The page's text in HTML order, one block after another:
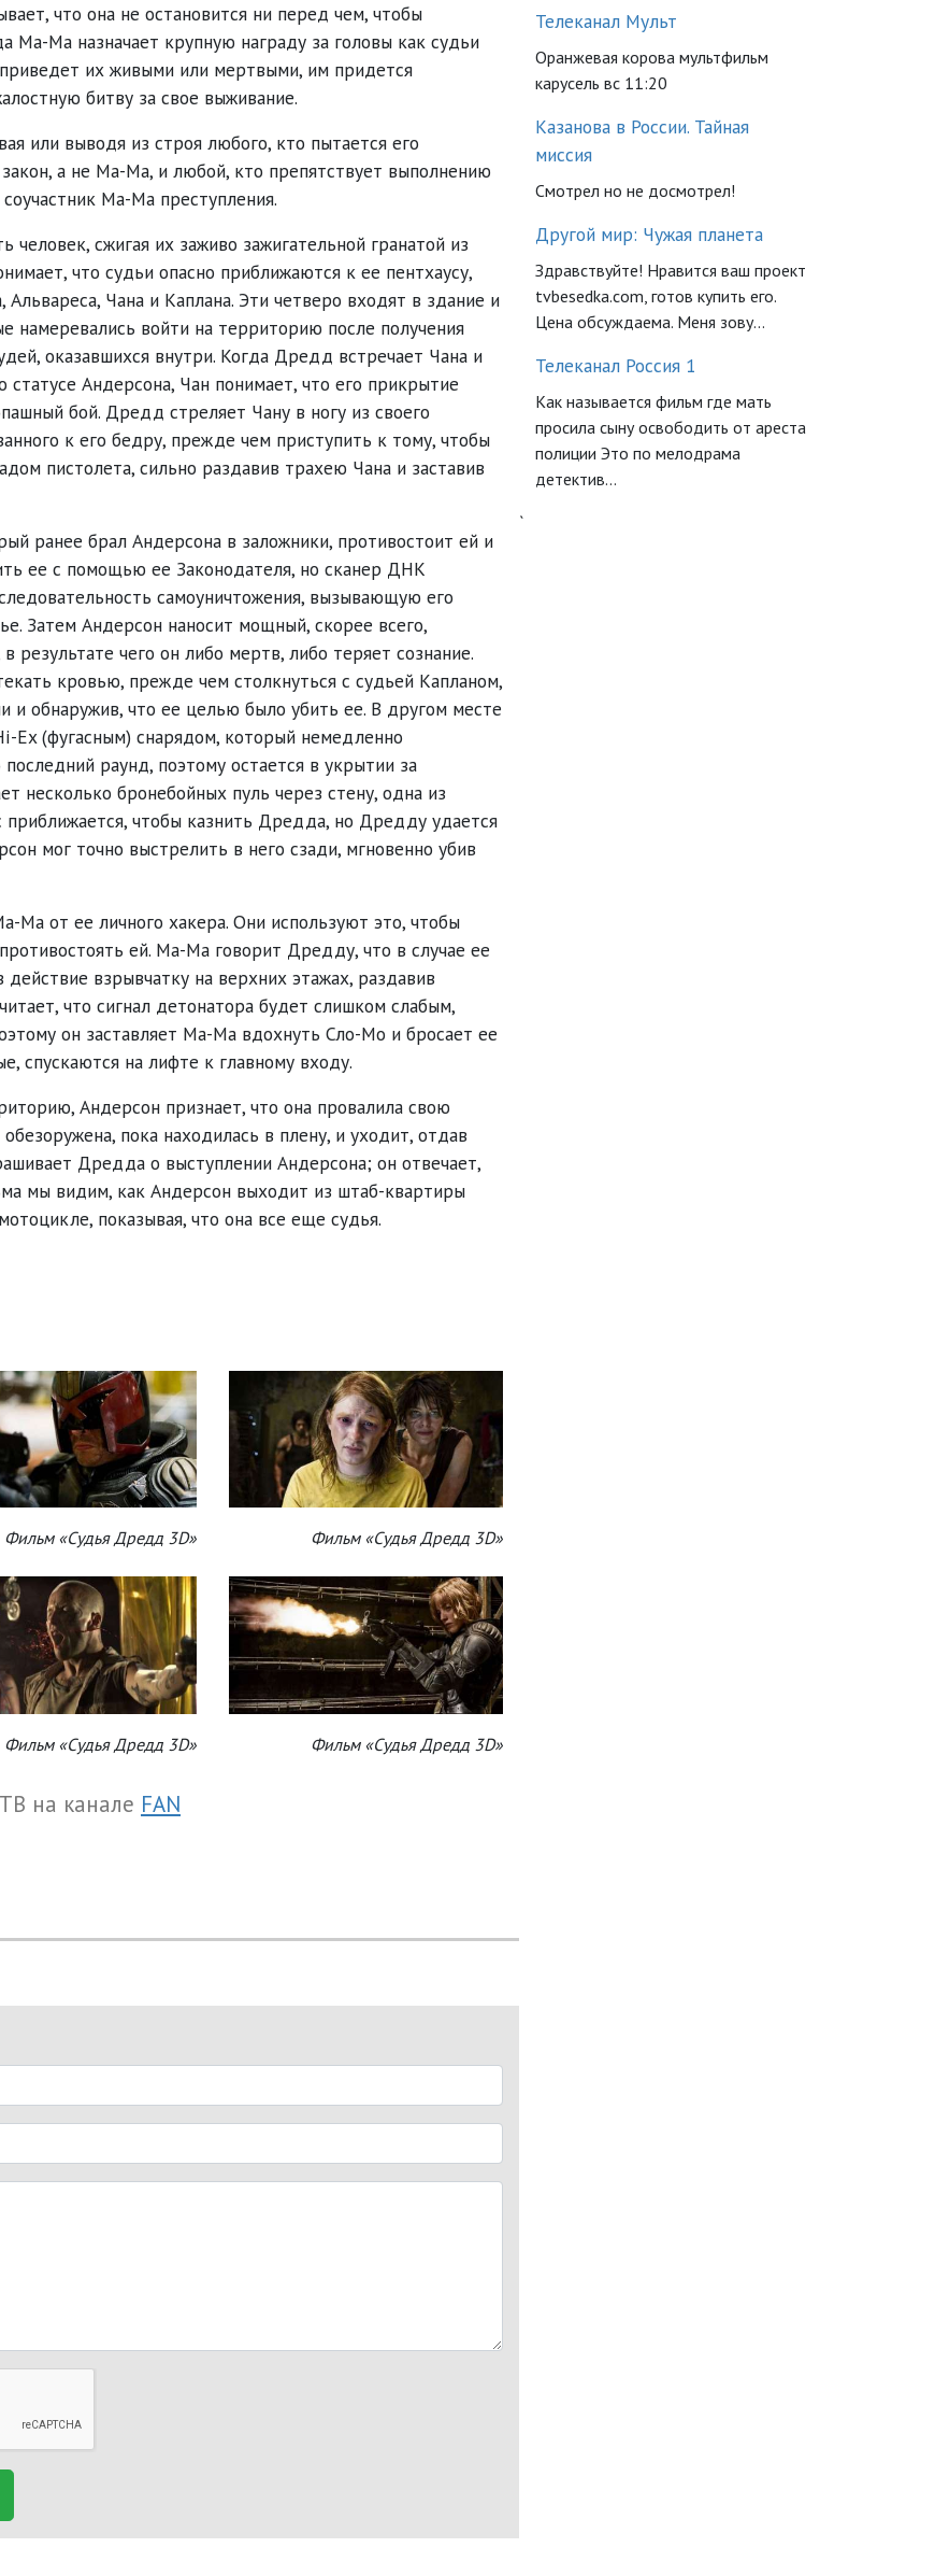
что она не остановится ни перед чем, чтобы
Ма назначает крупную награду за головы как судьи
их живыми или мертвыми, им придется
битву за свое выживание.
или выводя из строя любого, кто пытается его
а не Ма-Ма, и любой, кто препятствует выполнению
Ма-Ма преступления.
сжигая их заживо зажигательной гранатой из
что судьи опасно приближаются к ее пентхаусу,
Чана и Каплана. Эти четверо входят в здание и
намеревались войти на территорию после получения
оказавшихся внутри. Когда Дредд встречает Чана и
Андерсона, Чан понимает, что его прикрытие
бой. Дредд стреляет Чану в ногу из своего
к его бедру, прежде чем приступить к тому, чтобы
пистолета, сильно раздавив трахею Чана и заставив
ранее брал Андерсона в заложники, противостоит ей и
ее с помощью ее Законодателя, но сканер ДНК
самоуничтожения, вызывающую его
Затем Андерсон наносит мощный, скорее всего,
результате чего он либо мертв, либо теряет сознание.
кровью, прежде чем столкнуться с судьей Капланом,
и обнаружив, что ее целью было убить ее. В другом месте
Ex (фугасным) снарядом, который немедленно
раунд, поэтому остается в укрытии за
несколько бронебойных пуль через стену, одна из
чтобы казнить Дредда, но Дредду удается
мог точно выстрелить в него сзади, мгновенно убив
от ее личного хакера. Они используют это, чтобы
ей. Ма-Ма говорит Дредду, что в случае ее
взрывчатку на верхних этажах, раздавив
что сигнал детонатора будет слишком слабым,
он заставляет Ма-Ма вдохнуть Сло-Мо и бросает ее
спускаются на лифте к главному входу.
Андерсон признает, что она провалила свою
пока находилась в плену, и уходит, отдав
Дредда о выступлении Андерсона; он отвечает,
мы видим, как Андерсон выходит из штаб-квартиры
показывая, что она все еще судья.
Фильм «Судья Дредд 3D» Фильм «Судья Дредд 3D»
Фильм «Судья Дредд 3D» Фильм «Судья Дредд 3D»
на канале FAN
Телеканал Мульт
Оранжевая корова мультфильм
карусель вс 11:20
Казанова в России. Тайная
миссия
Смотрел но не досмотрел!
Другой мир: Чужая планета
Здравствуйте! Нравится ваш проект
tvbesedka.com, готов купить его.
Цена обсуждаема. Меня зову...
Телеканал Россия 1
Как называется фильм где мать
просила сыну освободить от ареста
полиции Это по мелодрама
детектив...
`